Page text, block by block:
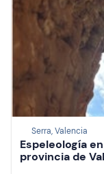
Serra, Valencia
Espeleología
provincia de